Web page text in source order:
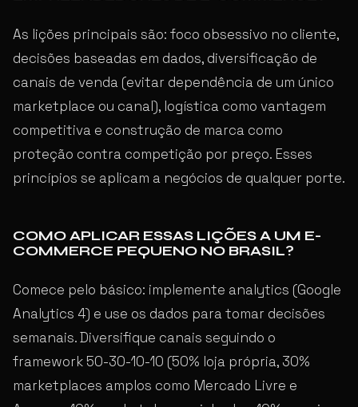
As lições principais são: foco obsessivo no cliente,
decisões baseadas em dados, diversificação de
canais de venda (evitar dependência de um único
marketplace ou canal), logística como vantagem
competitiva e construção de marca como
proteção contra competição por preço. Esses
princípios se aplicam a negócios de qualquer porte.
COMO APLICAR ESSAS LIÇÕES A UM E-
COMMERCE PEQUENO NO BRASIL?
Comece pelo básico: implemente analytics (Google
Analytics 4) e use os dados para tomar decisões
semanais. Diversifique canais seguindo o
framework 50-30-10-10 (50% loja própria, 30%
marketplaces amplos como Mercado Livre e